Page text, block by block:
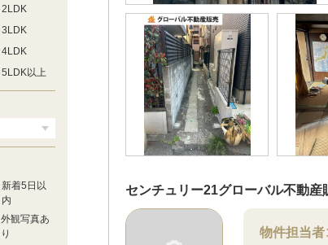
センチュリー21グローバル不動産
物件担当者
2LDK
3LDK
4LDK
5LDK以上
新着5日以
内
外観写真あ
り